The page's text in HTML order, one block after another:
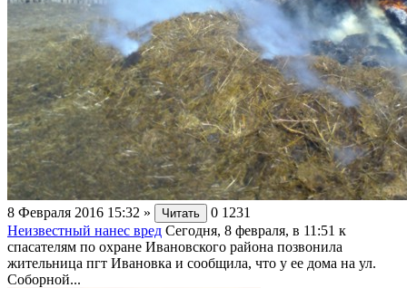
8 Февраля 2016 15:32 » Читать 0 1231
Неизвестный нанес вред Сегодня, 8 февраля, в 11:51 к
спасателям по охране Ивановского района позвонила
жительница пгт Ивановка и сообщила, что у ее дома на ул.
Соборной...